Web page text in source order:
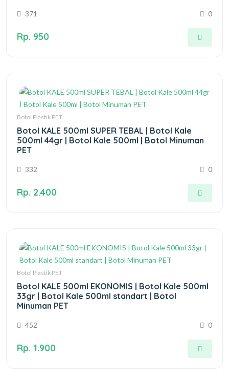
371 0
Rp. 950
Botol Plastik PET
Botol KALE 500ml SUPER TEBAL | Botol Kale
500ml 44gr | Botol Kale 500ml | Botol Minuman
PET
332 0
Rp. 2.400
Botol Plastik PET
Botol KALE 500ml EKONOMIS | Botol Kale 500ml
33gr | Botol Kale 500ml standart | Botol
Minuman PET
452 0
Rp. 1.900